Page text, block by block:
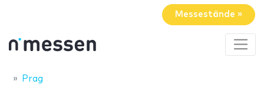
Messestände »
Prag